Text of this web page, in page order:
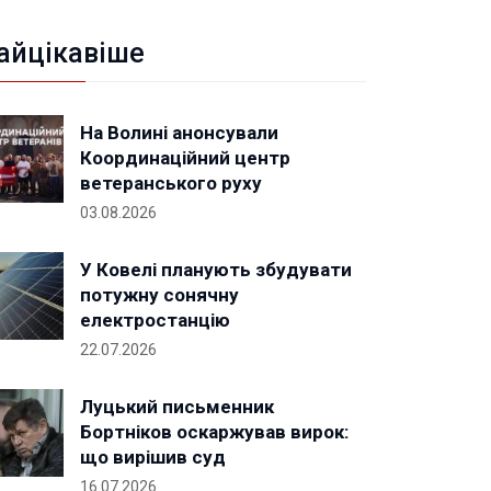
На Волині анонсували
Координаційний центр
ветеранського руху
03.08.2026
У Ковелі планують збудувати
потужну сонячну
електростанцію
22.07.2026
Луцький письменник
Бортніков оскаржував вирок:
що вирішив суд
16.07.2026